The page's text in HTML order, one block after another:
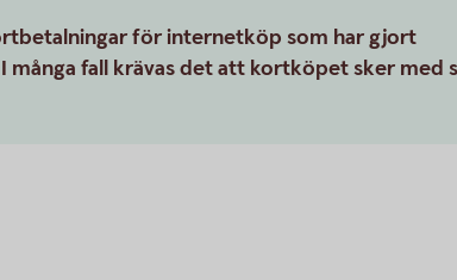
för internetköp som har gjort
fall krävas det att kortköpet sker med